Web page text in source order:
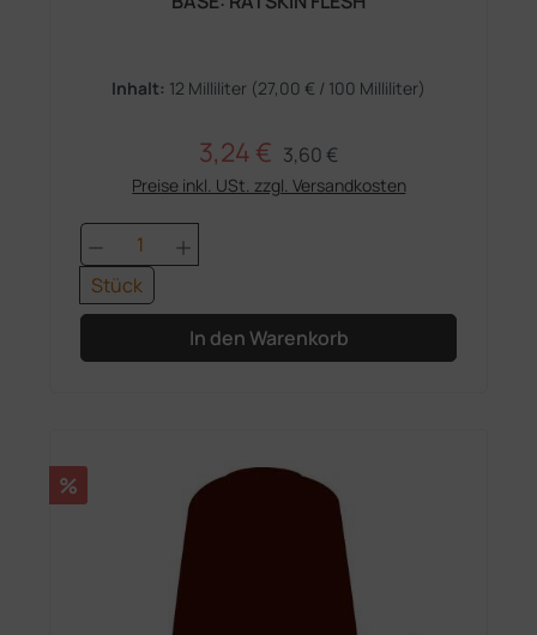
Inhalt: 12 Milliliter (27,00 € / 100 Milliliter)
Verkaufspreis:
3,24 € Regulärer Preis:
3,60 €
Preise inkl. USt. zzgl. Versandkosten
Produkt Anzahl: Gib den
Stück
In den Warenkorb
Rabatt
%